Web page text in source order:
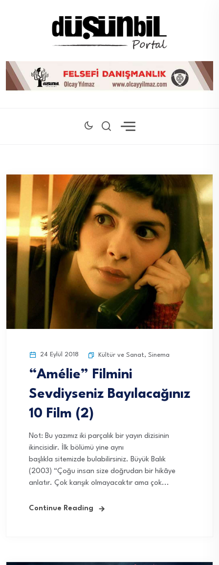
24 Eylül 2018 Kültür ve Sanat, Sinema
“Amélie” Filmini
Sevdiyseniz Bayılacağınız
10 Film (2)
Not: Bu yazımız iki parçalık bir yayın dizisinin
ikincisidir. İlk bölümü yine aynı
başlıkla sitemizde bulabilirsiniz. Büyük Balık
(2003) “Çoğu insan size doğrudan bir hikâye
anlatır. Çok karışık olmayacaktır ama çok...
Continue Reading